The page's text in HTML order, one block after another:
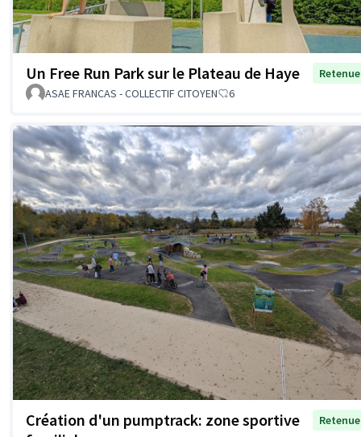
Un Free Run Park sur le Plateau de Haye
Retenue
ASAE FRANCAS - COLLECTIF CITOYEN
6
Création d'un pumptrack: zone sportive
Retenue